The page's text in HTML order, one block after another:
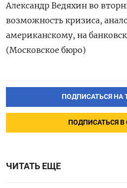
Александр Ведяхин во
возможность кризиса,
американскому, на
(Московское бюро)
ПОДПИСАТЬСЯ НА
ПОДПИСАТЬСЯ В
ЧИТАТЬ ЕЩЕ